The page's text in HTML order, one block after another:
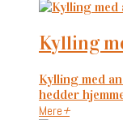
kylling
Kylling med
hedder
Mere+